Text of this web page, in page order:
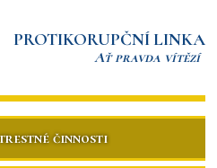
PROTIKORUPČNÍ LINKA
Ať pravda vítězí
činnosti